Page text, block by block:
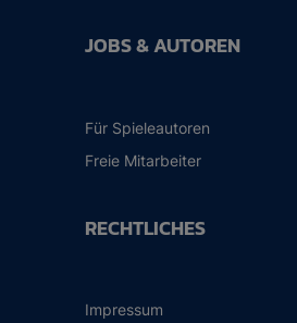
JOBS & AUTOREN
Für Spieleautoren
Freie Mitarbeiter
RECHTLICHES
Impressum